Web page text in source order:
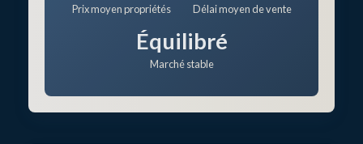
Prix moyen propriétés Délai moyen de vente
Équilibré
Marché stable